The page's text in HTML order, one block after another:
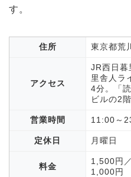
す。
住所 東京都荒
アクセス
JR西日暮
里舎人ラ
4分。「
ビルの2階
営業時間 11:00～
定休日 月曜日
料金
1,500円
1,000円